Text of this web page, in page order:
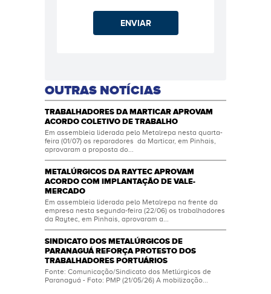
ENVIAR
OUTRAS NOTÍCIAS
TRABALHADORES DA MARTICAR APROVAM
ACORDO COLETIVO DE TRABALHO
Em assembleia liderada pelo Metalrepa nesta quarta-
feira (01/07) os reparadores da Marticar, em Pinhais,
aprovaram a proposta do...
METALÚRGICOS DA RAYTEC APROVAM
ACORDO COM IMPLANTAÇÃO DE VALE-
MERCADO
Em assembleia liderada pelo Metalrepa na frente da
empresa nesta segunda-feira (22/06) os trabalhadores
da Raytec, em Pinhais, aprovaram a...
SINDICATO DOS METALÚRGICOS DE
PARANAGUÁ REFORÇA PROTESTO DOS
TRABALHADORES PORTUÁRIOS
Fonte: Comunicação/Sindicato dos Metlúrgicos de
Paranaguá - Foto: PMP (21/05/26) A mobilização...